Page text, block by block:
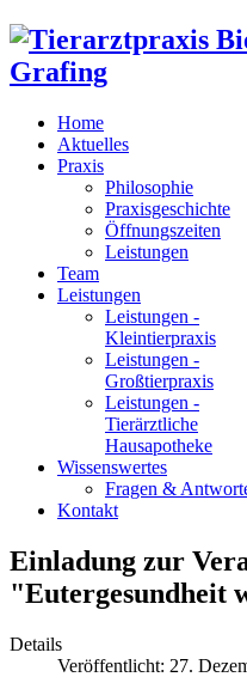
Home
Aktuelles
Praxis
Philosophie
Praxisgeschichte
Öffnungszeiten
Leistungen
Team
Leistungen
Leistungen -
Kleintierpraxis
Leistungen -
Großtierpraxis
Leistungen -
Tierärztliche
Hausapotheke
Wissenswertes
Fragen &
Kontakt
Einladung zur
"Eutergesundheit
Details
Veröffentlicht: 27.